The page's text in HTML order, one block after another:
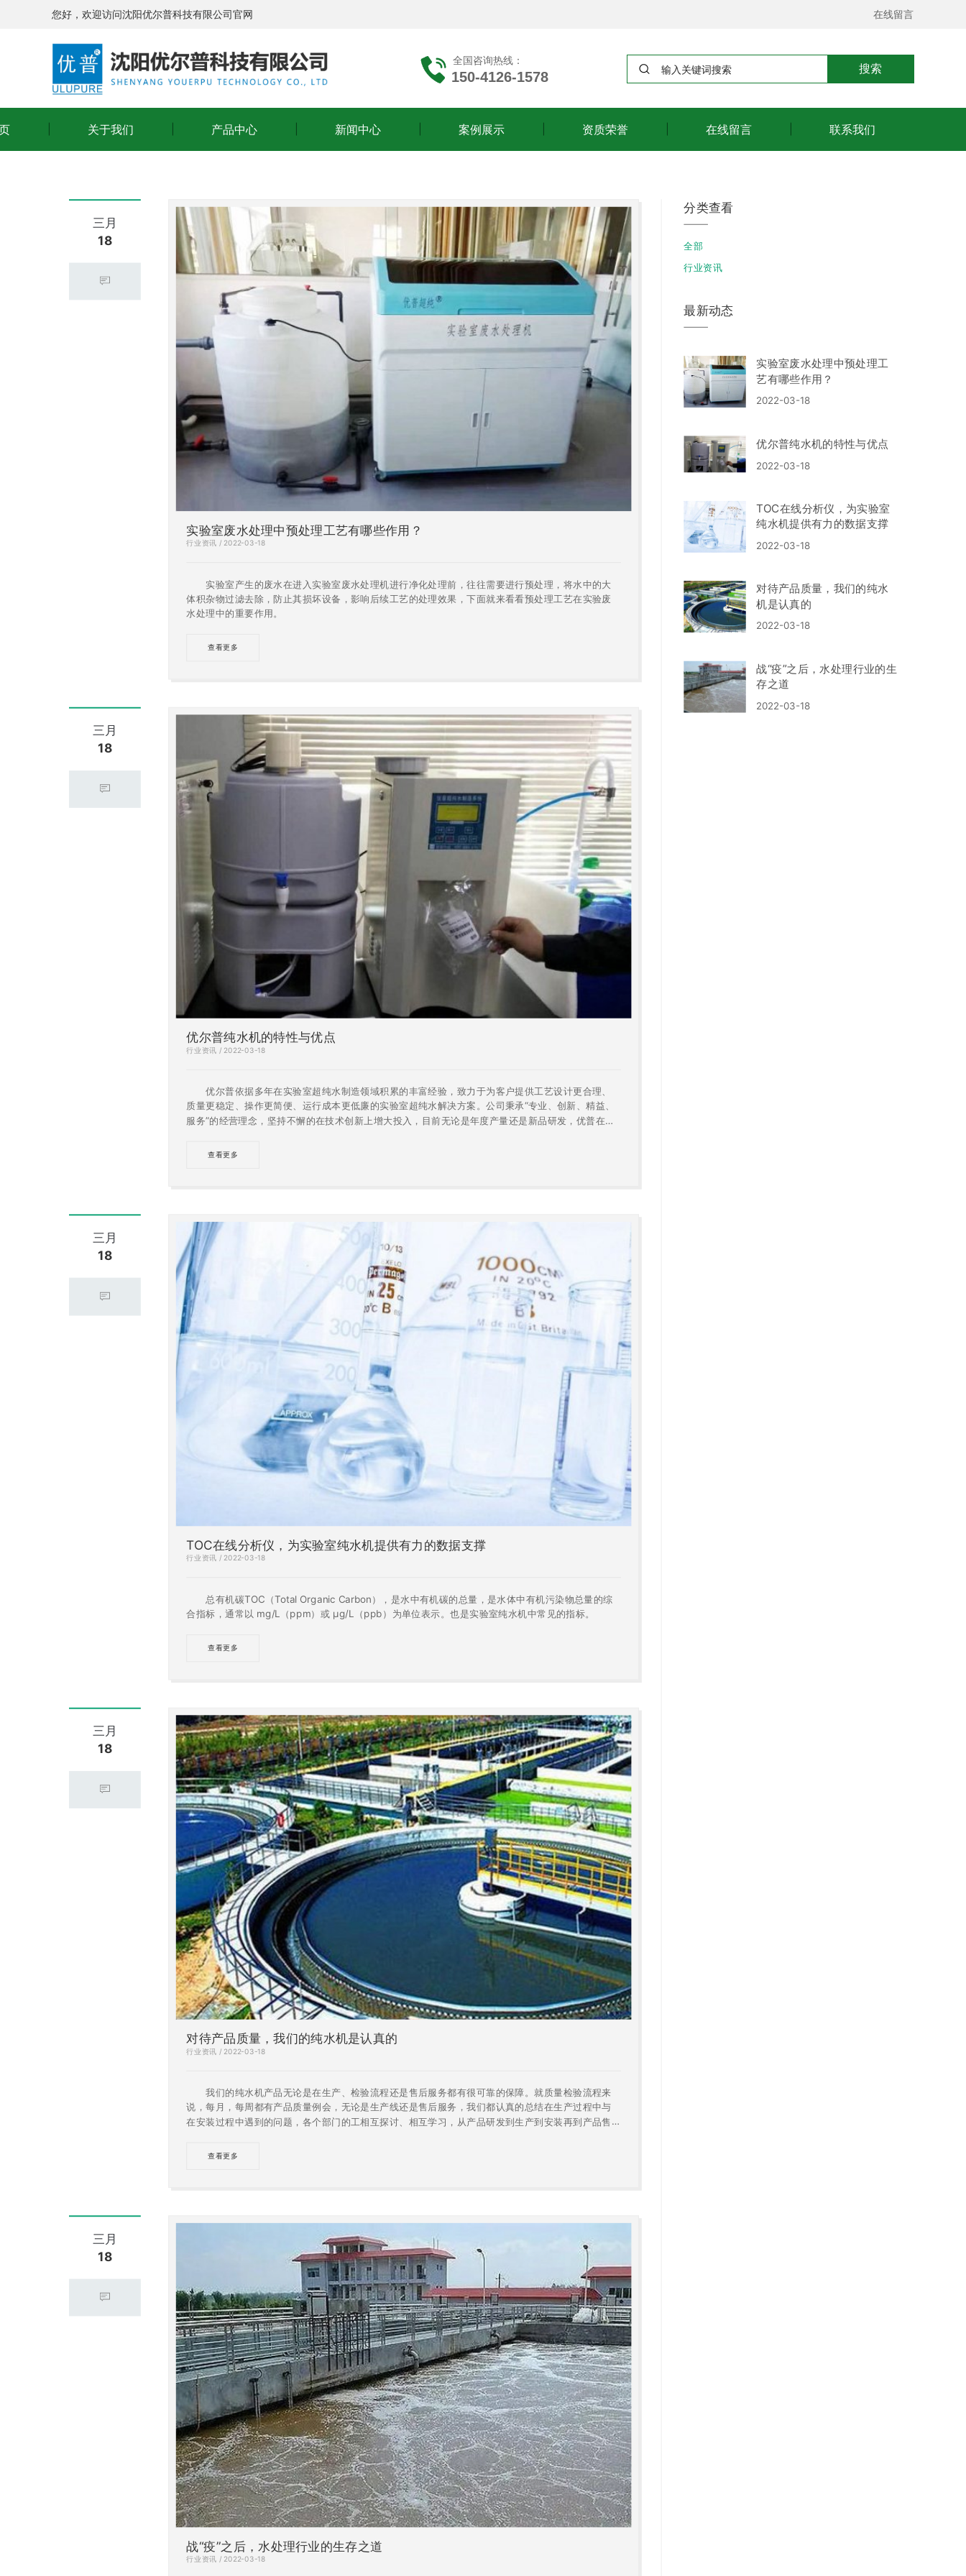
您好，欢迎访问沈阳优尔普科技有限公司官网 在线留言
关于我们 产品中心 新闻中心 案例展示 资质荣誉 在线留言 联系我们
搜索
全国咨询热线：
150-4126-1578
三月
18
实验室废水处理中预处理工艺有哪些作用？
行业资讯 / 2022-03-18
实验室产生的废水在进入实验室废水处理机进行净化处理前，往往需要进行预处理，将水中的大
体积杂物过滤去除，防止其损坏设备，影响后续工艺的处理效果，下面就来看看预处理工艺在实验废
水处理中的重要作用。
查看更多
三月
18
优尔普纯水机的特性与优点
行业资讯 / 2022-03-18
优尔普依据多年在实验室超纯水制造领域积累的丰富经验，致力于为客户提供工艺设计更合理、
质量更稳定、操作更简便、运行成本更低廉的实验室超纯水解决方案。公司秉承“专业、创新、精益、
服务”的经营理念，坚持不懈的在技术创新上增大投入，目前无论是年度产量还是新品研发，优普在国
查看更多
三月
18
TOC在线分析仪，为实验室纯水机提供有力的数据支撑
行业资讯 / 2022-03-18
总有机碳TOC（Total Organic Carbon），是水中有机碳的总量，是水体中有机污染物总量的综
合指标，通常以 mg/L（ppm）或 μg/L（ppb）为单位表示。也是实验室纯水机中常见的指标。
查看更多
三月
18
对待产品质量，我们的纯水机是认真的
行业资讯 / 2022-03-18
我们的纯水机产品无论是在生产、检验流程还是售后服务都有很可靠的保障。就质量检验流程来
说，每月，每周都有产品质量例会，无论是生产线还是售后服务，我们都认真的总结在生产过程中与
在安装过程中遇到的问题，各个部门的工相互探讨、相互学习，从产品研发到生产到安装再到产品售
查看更多
三月
18
战“疫”之后，水处理行业的生存之道
行业资讯 / 2022-03-18
分类查看
全部
行业资讯
最新动态
实验室废水处理中预处理工
艺有哪些作用？
2022-03-18
优尔普纯水机的特性与优点
2022-03-18
TOC在线分析仪，为实验室
纯水机提供有力的数据支撑
2022-03-18
对待产品质量，我们的纯水
机是认真的
2022-03-18
战“疫”之后，水处理行业的生
存之道
2022-03-18